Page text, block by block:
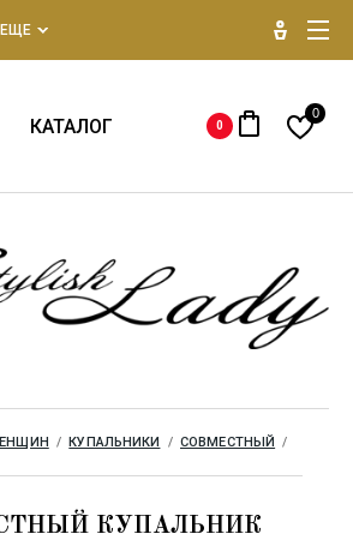
ЕЩЕ
КАТАЛОГ 0
0
  /
КУПАЛЬНИКИ
  /
СОВМЕСТНЫЙ
  /
КУПАЛЬНИК